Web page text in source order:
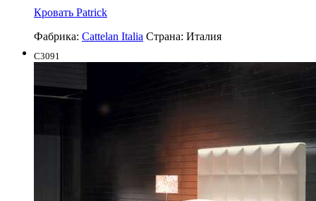
Кровать Patrick
Фабрика: Cattelan Italia Страна: Италия
C3091